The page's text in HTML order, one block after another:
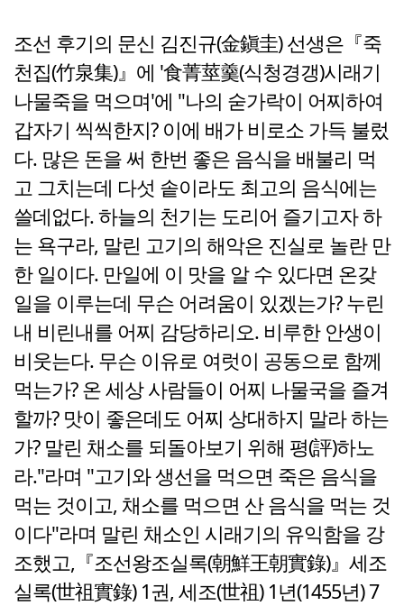
조선 후기의 문신 김진규(金鎭圭) 선생은『죽
천집(竹泉集)』에 '食菁莖羹(식청경갱)시래기
나물죽을 먹으며'에 "나의 숟가락이 어찌하여
갑자기 씩씩한지? 이에 배가 비로소 가득 불렀
다. 많은 돈을 써 한번 좋은 음식을 배불리 먹
고 그치는데 다섯 솥이라도 최고의 음식에는
쓸데없다. 하늘의 천기는 도리어 즐기고자 하
는 욕구라, 말린 고기의 해악은 진실로 놀란 만
한 일이다. 만일에 이 맛을 알 수 있다면 온갖
일을 이루는데 무슨 어려움이 있겠는가? 누린
내 비린내를 어찌 감당하리오. 비루한 안생이
비웃는다. 무슨 이유로 여럿이 공동으로 함께
먹는가? 온 세상 사람들이 어찌 나물국을 즐겨
할까? 맛이 좋은데도 어찌 상대하지 말라 하는
가? 말린 채소를 되돌아보기 위해 평(評)하노
라."라며 "고기와 생선을 먹으면 죽은 음식을
먹는 것이고, 채소를 먹으면 산 음식을 먹는 것
이다"라며 말린 채소인 시래기의 유익함을 강
조했고,『조선왕조실록(朝鮮王朝實錄)』세조
실록(世祖實錄) 1권, 세조(世祖) 1년(1455년) 7